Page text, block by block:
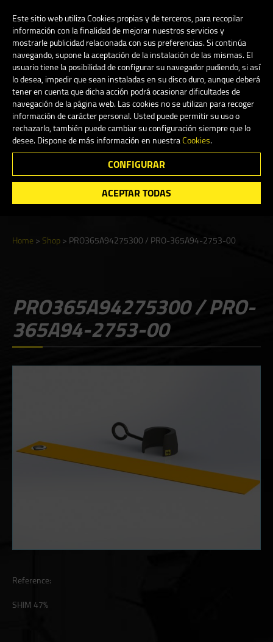
Este sitio web utiliza Cookies propias y de terceros, para recopilar
información con la finalidad de mejorar nuestros servicios y
mostrarle publicidad relacionada con sus preferencias. Si continúa
navegando, supone la aceptación de la instalación de las mismas. El
usuario tiene la posibilidad de configurar su navegador pudiendo, si así
lo desea, impedir que sean instaladas en su disco duro, aunque deberá
tener en cuenta que dicha acción podrá ocasionar dificultades de
navegación de la página web. Las cookies no se utilizan para recoger
información de carácter personal. Usted puede permitir su uso o
rechazarlo, también puede cambiar su configuración siempre que lo
desee. Dispone de más información en nuestraCookies.
CONFIGURAR
ACEPTAR TODAS
My Account
English
Shop
Search
Home>Shop>PRO365A94275300 / PRO-365A94-2753-00
PRO365A94275300 / PRO-
365A94-2753-00
Reference:
SHIM 47%